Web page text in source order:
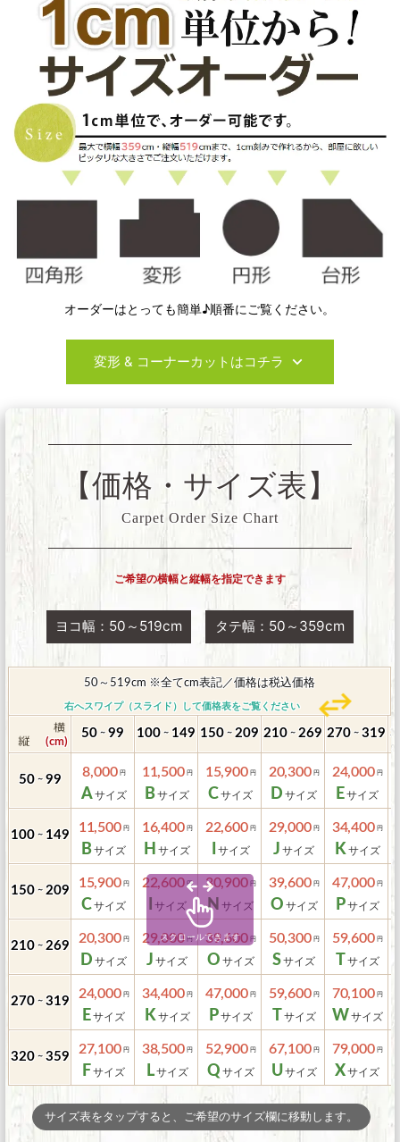
オーダーはとっても簡単♪順番にご覧ください。
変形 & コーナーカットはコチラ
【価格・サイズ表】
Carpet Order Size Chart
ご希望の横幅と縦幅を指定できます
ヨコ幅：50～519cm タテ幅：50～359cm
50～519cm ※全てcm表記／価格は税込価格
右へスワイプ（スライド）して価格表をご覧ください
50 ～ 99 100 ～ 149 150 ～ 209 210 ～ 269 270 ～ 319
50 ～ 99
8,000
A
11,500
B
15,900
C
20,300
D
24,000
E
100 ～ 149
11,500
B
16,400
H
22,600 29,000
J
34,400
K
150 ～ 209
15,900
C
22,600 30,900
N
39,600
O
47,000
P
210 ～ 269
20,300
D
29,000
J
39,600
O
50,300
S
59,600
270 ～ 319
24,000
E
34,400
K
47,000
P
59,600 70,100
W
320 ～ 359
27,100
F
38,500
L
52,900
Q
67,100
U
79,000
X
サイズ表をタップすると、ご希望のサイズ欄に移動します。